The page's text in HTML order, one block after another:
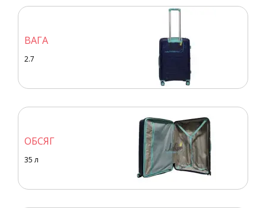
ВАГА
2.7
ОБСЯГ
35 л